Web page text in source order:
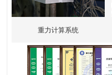
重力计算系统